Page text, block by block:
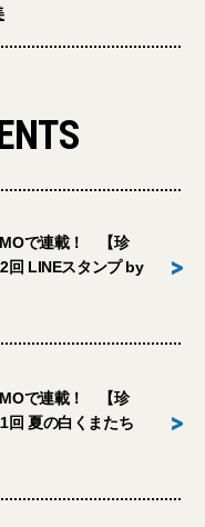
で連載！ 【珍
回 LINEスタンプ by
>
で連載！ 【珍
回 夏の白くまたち
>